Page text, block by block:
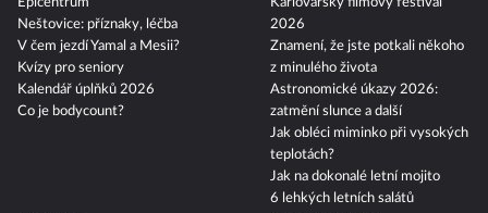
Epicentrum
Neštovice: příznaky, léčba
V čem jezdí Yamal a Mesii?
Kvízy pro seniory
Kalendář úplňků 2026
Co je bodycount?
Karlovarský filmový festival
2026
Znamení, že jste potkali někoho
z minulého života
Astronomické úkazy 2026:
zatmění slunce a další
Jak obléci miminko při vysokých
teplotách?
Jak na dokonalé letní mojito
6 lehkých letních salátů